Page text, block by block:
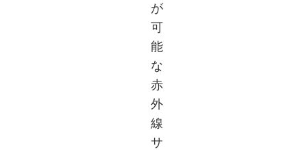
が
可
能
な
赤
外
線
サ